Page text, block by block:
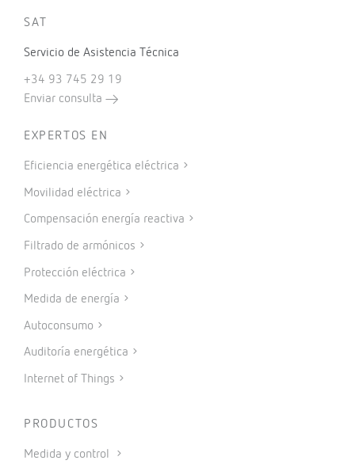
SAT
Servicio de Asistencia Técnica
+34 93 745 29 19
Enviar consulta
EXPERTOS EN
Eficiencia energética eléctrica
Movilidad eléctrica
Compensación energía reactiva
Filtrado de armónicos
Protección eléctrica
Medida de energía
Autoconsumo
Auditoría energética
Internet of Things
PRODUCTOS
Medida y control